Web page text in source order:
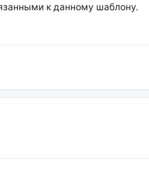
к данному шаблону.